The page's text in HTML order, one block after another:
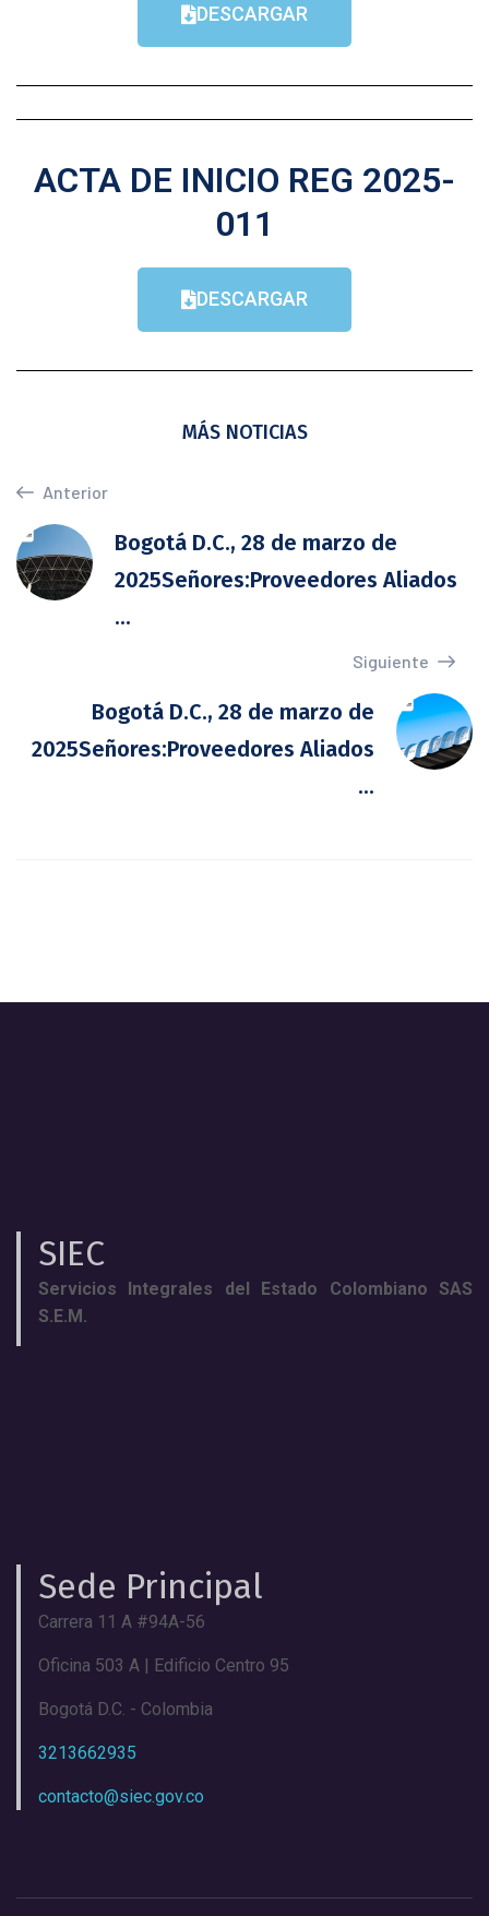
DESCARGAR
ACTA DE INICIO REG 2025-
011
DESCARGAR
MÁS NOTICIAS
Anterior
Bogotá D.C., 28 de marzo de
2025Señores:Proveedores Aliados
...
Siguiente
Bogotá D.C., 28 de marzo de
2025Señores:Proveedores Aliados
...
SIEC
Servicios Integrales del Estado Colombiano SAS
S.E.M.
Sede Principal
Carrera 11 A #94A-56
Oficina 503 A | Edificio Centro 95
Bogotá D.C. - Colombia
3213662935
contacto@siec.gov.co